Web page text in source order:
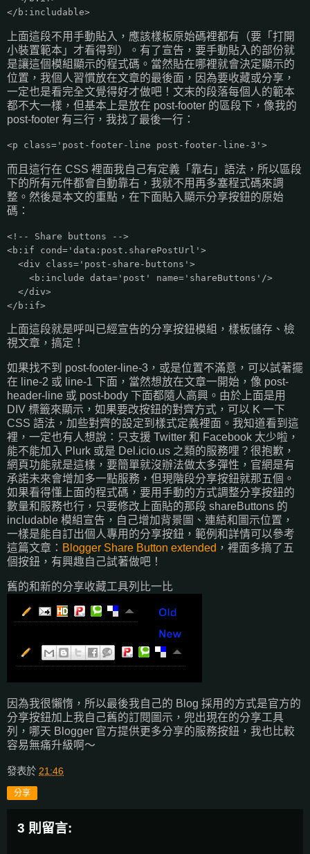
</b:includable>
上面這段不用手動貼入，應該樣板原始碼裡都有（要「打開
小裝置範本」才看得到）。有了宣告，要手動貼入的部份就
是讓這個模組顯示的程式碼。當然貼在哪裡就會決定顯示的
位置，我個人習慣放在文章的最後面，因為要收藏或分享，
一定也是看完全文覺得好才做吧！文末的段落每個人的範本
都不大一樣，但基本上是放在 post-footer 的區段下，像我的
post-footer 有三行，我找了最後一行：
<p class='post-footer-line post-footer-line-3'>
而且這行在 CSS 裡面我自己有定義「靠右」語法，所以區段
下的所有元件都會自動靠右，我就不用再多塞程式碼來調
整。然後是本文的重點，在下面貼入顯示分享按鈕的原始
碼：
<!-- Share buttons -->
<b:if cond='data:post.sharePostUrl'>
<div class='post-share-buttons'>
<b:include data='post' name='shareButtons'/>
</div>
</b:if>
上面這段就是呼叫已經宣告的分享按鈕模組，樣板儲存、檢
視文章，搞定！
如果找不到 post-footer-line-3，或是位置不滿意，可以試著擺
在 line-2 或 line-1 下面，當然想放在文章一開始，像 post-
header-line 或 post-body 下面都隨人高興。由於上面是用
DIV 標籤來顯示，如果要改按鈕的對齊方式，可以 K 一下
CSS 語法，加些對齊的設定到樣式定義裡面。我知道看到這
裡，一定也有人想說：只支援 Twitter 和 Facebook 太少啦，
能不能加入 Plurk 或是 Del.icio.us 之類的服務哩？很抱歉，
網頁功能就是這樣，要簡單就沒辦法做太多彈性，官網是有
承諾未來會增加多一點服務，但現階段分享按鈕就那五個。
如果看得懂上面的程式碼，要用手動的方式調整分享按鈕的
數量和服務也行，只要修改上面貼的那段 shareButtons 的
includable 模組宣告，自己增加背景圖、連結和圖示位置，
一樣是能自訂出個人專用的分享按鈕，範例和詳情可以參考
這篇文章： Blogger Share Button extended ，裡面多搞了五
個按鈕，有興趣自己試著做吧！
舊的和新的分享收藏工具列比一比
因為我很懶惰，所以最後我自己的 Blog 採用的方式是官方的
分享按鈕加上我自己舊的訂閱圖示，兜出現在的分享工具
列，哪天 Blogger 官方提供更多分享的服務按鈕，我也比較
容易無痛升級啊～
發表於 21:46
分享
3 則留言: